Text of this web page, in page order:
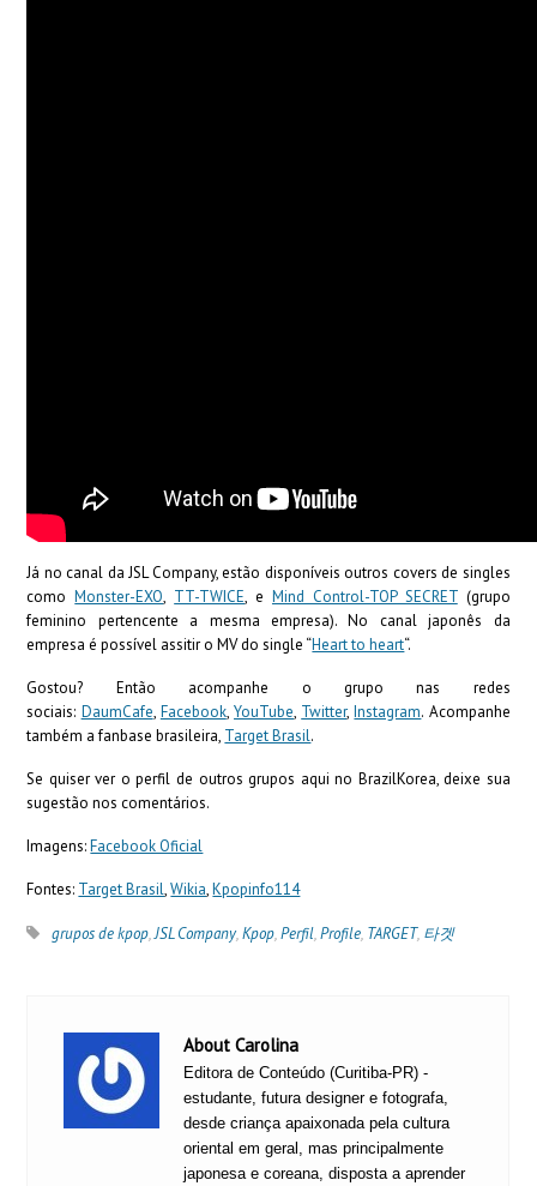
Já no canal da JSL Company, estão disponíveis outros covers de singles
comoMonster-EXO, TT-TWICE, e Mind Control-TOP SECRET(grupo
feminino pertencente a mesma empresa). No canal japonês da
empresa é possível assitir o MV do single “Heart to heart“.
Gostou? Então acompanhe o grupo nas redes
sociais: DaumCafe, Facebook,YouTube, Twitter,Instagram. Acompanhe
também a fanbase brasileira, Target Brasil.
Se quiser ver o perfil de outros grupos aqui no BrazilKorea, deixe sua
sugestão nos comentários.
Imagens:Facebook Oficial
Fontes: Target Brasil,Wikia,Kpopinfo114
grupos de kpop,JSL Company,Kpop,Perfil,Profile, TARGET, 타겟
About Carolina
Editora de Conteúdo (Curitiba-PR) -
estudante, futura designer e fotografa,
desde criança apaixonada pela cultura
oriental em geral, mas principalmente
japonesa e coreana, disposta a aprender